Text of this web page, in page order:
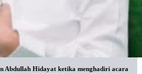
Abdullah Hidayat ketika menghadiri acara